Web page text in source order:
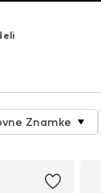
Znamke